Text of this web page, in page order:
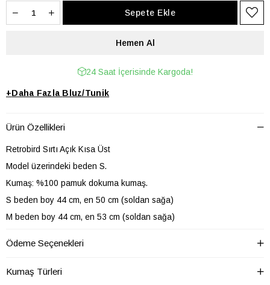
24 Saat İçerisinde Kargoda!
+Daha Fazla Bluz/Tunik
Ürün Özellikleri
Retrobird Sırtı Açık Kısa Üst
Model üzerindeki beden S.
Kumaş: %100 pamuk dokuma kumaş.
S beden boy 44 cm, en 50 cm (soldan sağa)
M beden boy 44 cm, en 53 cm (soldan sağa)
SOĞUK SUDA YIKAYINIZ
Pamuk oranı yüksek kumaşlarda ilk yıkamada %10 çekme yapabilir.
Ödeme Seçenekleri
Kumaş Türleri